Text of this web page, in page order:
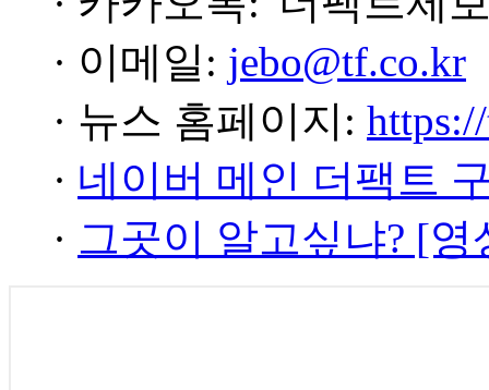
· 이메일: jebo@tf.co.kr
· 뉴스 홈페이지:
· 네이버 메인 더팩트
· 그곳이 알고싶냐? [